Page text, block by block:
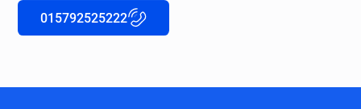
015792525222